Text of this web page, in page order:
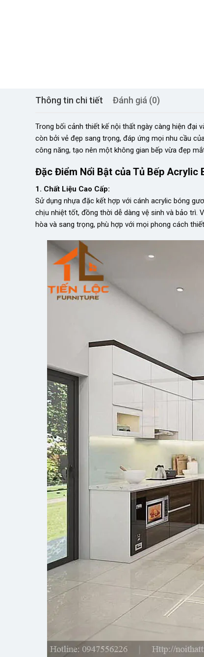
Thông tin chi tiết Đánh giá (0)
Trong bối cảnh thiết kế nội thất ngày càng hiện đại
còn bởi vẻ đẹp sang trọng, đáp ứng mọi nhu cầu
công năng, tạo nên một không gian bếp vừa đẹp
Đặc Điểm Nổi Bật của Tủ Bếp Acrylic
1. Chất Liệu Cao Cấp:
Sử dụng nhựa đặc kết hợp với cánh acrylic bóng
chịu nhiệt tốt, đồng thời dễ dàng vệ sinh và bảo trì.
hòa và sang trọng, phù hợp với mọi phong cách